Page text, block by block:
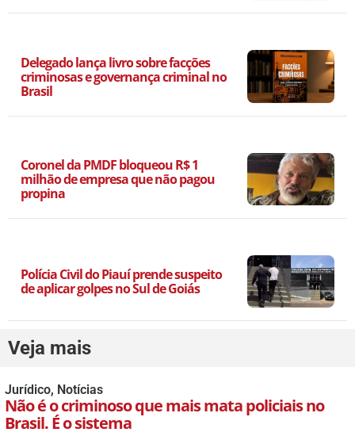
Delegado lança livro sobre facções
criminosas e governança criminal no
Brasil
Coronel da PMDF bloqueou R$ 1
milhão de empresa que não pagou
propina
Polícia Civil do Piauí prende suspeito
de aplicar golpes no Sul de Goiás
Veja mais
Jurídico, Notícias
Não é o criminoso que mais mata policiais no
Brasil. É o sistema